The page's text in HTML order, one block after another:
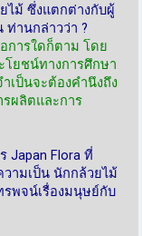
ม้ ซึ่งแตกต่างกับผู้
านกล่าวว่า ?
การใดก็ตาม โดย
โยชน์ทางการศึกษา
เป็นจะต้องคำนึงถึง
ผลิตและการ
Flora ที่
ามเป็น นักกล้วยไม้
พจน์เรื่องมนุษย์กับ